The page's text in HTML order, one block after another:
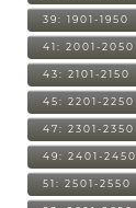
39: 1901-1950
41: 2001-2050
43: 2101-2150
45: 2201-2250
47: 2301-2350
49: 2401-2450
51: 2501-2550